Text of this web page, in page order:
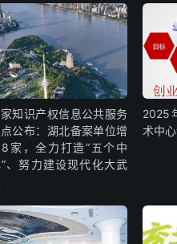
家知识产权信息公共服务
点公布：湖北备案单位增
8家，全力打造“五个中
、努力建设现代化大武
2025
术中